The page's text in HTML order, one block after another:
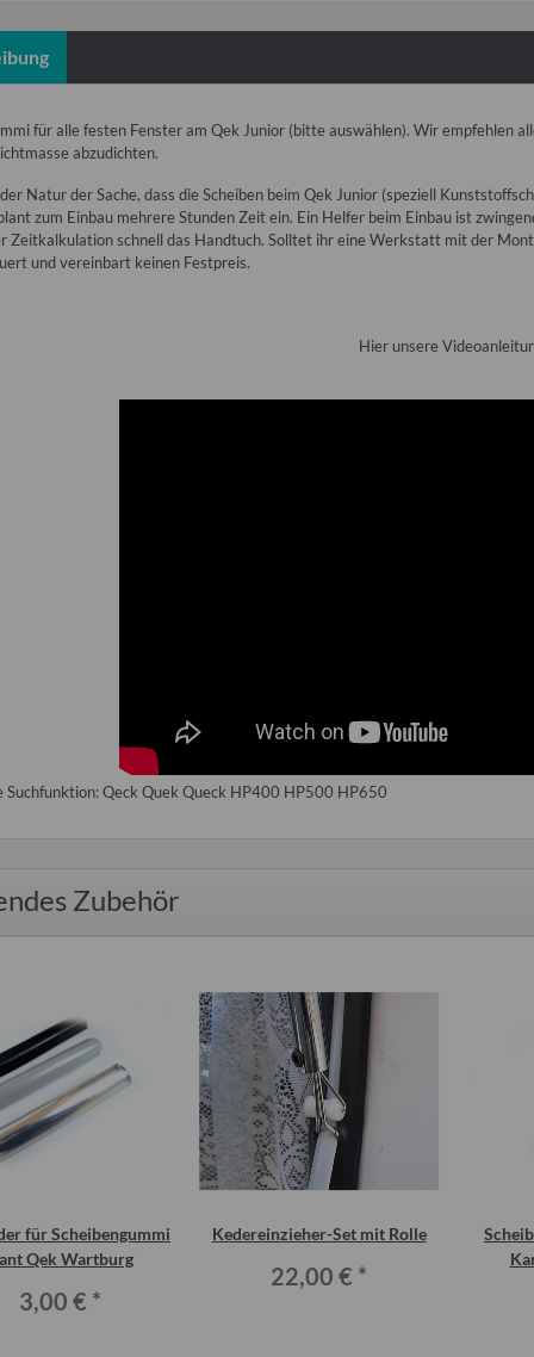
für alle festen Fenster am Qek Junior (bitte auswählen). Wir empfehlen
abzudichten.
Natur der Sache, dass die Scheiben beim Qek Junior (speziell
zum Einbau mehrere Stunden Zeit ein. Ein Helfer beim Einbau ist
Zeitkalkulation schnell das Handtuch. Solltet ihr eine Werkstatt mit der
und vereinbart keinen Festpreis.
Hier unsere
Suchfunktion: Qeck Quek Queck HP400 HP500 HP650
Zubehör
für Scheibengummi
Qek Wartburg
3,00 € *
Kedereinzieher-Set mit Rolle
22,00 € *
Alter Preis:28,00 €
€*
Befüllung